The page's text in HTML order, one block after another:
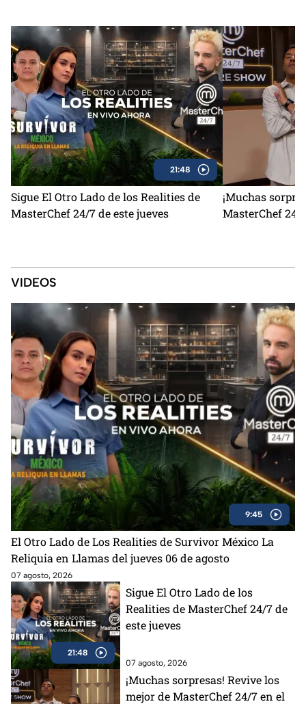
21:48
Sigue El Otro Lado de los Realities de
MasterChef 24/7 de este jueves
¡Muchas
MasterChef 24/
VIDEOS
9:45
El Otro Lado de Los Realities de Survivor México La
Reliquia en Llamas del jueves 06 de agosto
07 agosto, 2026
21:48
Sigue El Otro Lado de los
Realities de MasterChef 24/7 de
este jueves
07 agosto, 2026
¡Muchas sorpresas! Revive los
mejor de MasterChef 24/7 en el